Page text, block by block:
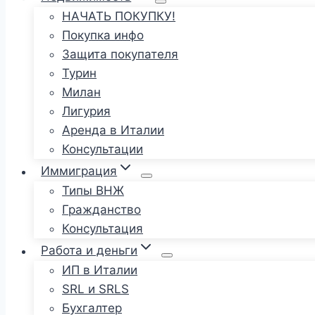
НАЧАТЬ ПОКУПКУ!
Покупка инфо
Защита покупателя
Турин
Милан
Лигурия
Аренда в Италии
Консультации
Иммиграция
Типы ВНЖ
Гражданство
Консультация
Работа и деньги
ИП в Италии
SRL и SRLS
Бухгалтер